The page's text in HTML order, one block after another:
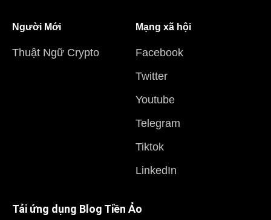
Người Mới
Thuật Ngữ Crypto
Mạng xã hội
Facebook
Twitter
Youtube
Telegram
Tiktok
LinkedIn
Tải ứng dụng Blog Tiền Ảo